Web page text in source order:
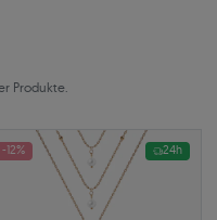
Produkte.
-12% 24h